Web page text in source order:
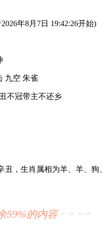
年8月7日 19:42:26开始)
九空 朱雀
不冠带主不还乡
，生肖属相为羊、羊、狗、
戊午 白虎 贵人 大进 贪狼
59%的内容